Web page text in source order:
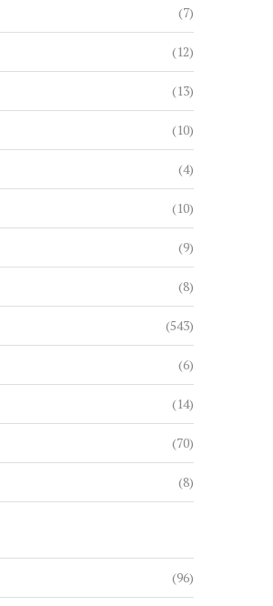
: LE PLUS
UNE RETRAITÉE
MANIPULÉE PAR UN FAUX
(7)
(12)
(13)
(10)
(4)
(10)
(9)
(8)
(543)
(6)
(14)
(70)
(8)
(96)